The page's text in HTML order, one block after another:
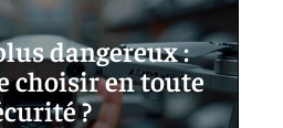
dangereux :
choisir en toute
?